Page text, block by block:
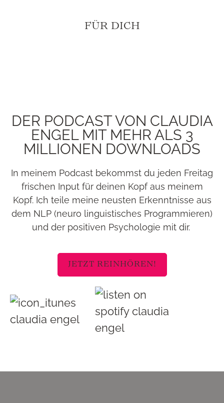
FÜR DICH
DER PODCAST VON CLAUDIA
ENGEL MIT MEHR ALS 3
MILLIONEN DOWNLOADS
In meinem Podcast bekommst du jeden Freitag
frischen Input für deinen Kopf aus meinem
Kopf. Ich teile meine neusten Erkenntnisse aus
dem NLP (neuro linguistisches Programmieren)
und der positiven Psychologie mit dir.
JETZT REINHÖREN!